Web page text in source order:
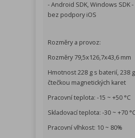
- Android SDK, Windows SDK
bez podpory iOS
Rozměry a provoz:
Rozměry 79,5x126,7x43,6 mm
Hmotnost 228 g s baterií, 238
čtečkou magnetických karet
Pracovní teplota: -15 ~ +50 °C
Skladovací teplota: -30 ~ +70
Pracovní vlhkost: 10 ~ 80%